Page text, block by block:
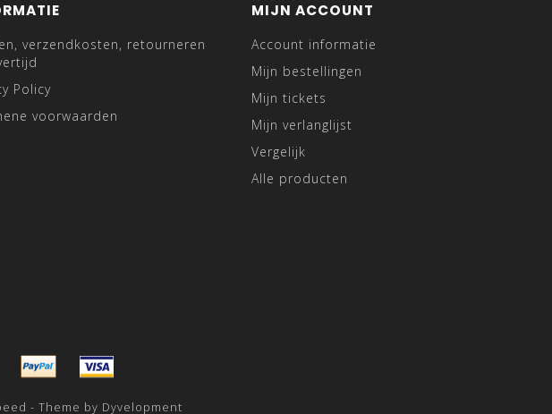
verzendkosten, retourneren
Policy
voorwaarden
MIJN ACCOUNT
Account informatie
Mijn bestellingen
Mijn tickets
Mijn verlanglijst
Vergelijk
Alle producten
- Theme by Dyvelopment